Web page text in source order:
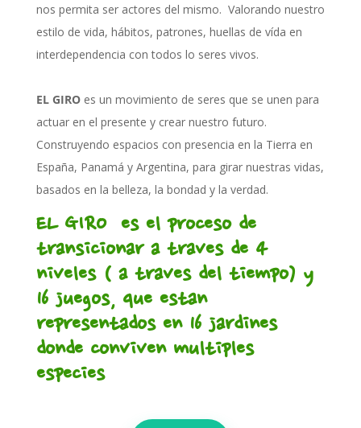
nos permita ser actores del mismo. Valorando nuestro
estilo de vida, hábitos, patrones, huellas de vída en
interdependencia con todos lo seres vivos.
EL GIRO es un movimiento de seres que se unen para
actuar en el presente y crear nuestro futuro.
Construyendo espacios con presencia en la Tierra en
España, Panamá y Argentina, para girar nuestras vidas,
basados en la belleza, la bondad y la verdad.
EL GIRO es el proceso de
transicionar a traves de 4
niveles ( a traves del tiempo) y
16 juegos, que estan
representados en 16 jardines
donde conviven multiples
especies